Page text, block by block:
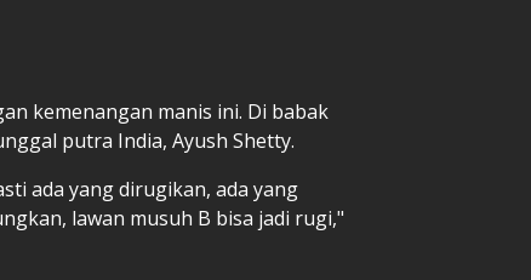
kemenangan manis ini. Di babak
putra India, Ayush Shetty.
ada yang dirugikan, ada yang
lawan musuh B bisa jadi rugi,"